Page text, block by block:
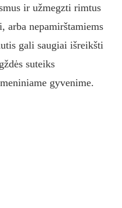
ir užmegzti rimtus
arba nepamirštamiems
gali saugiai išreikšti
suteiks
gyvenime.